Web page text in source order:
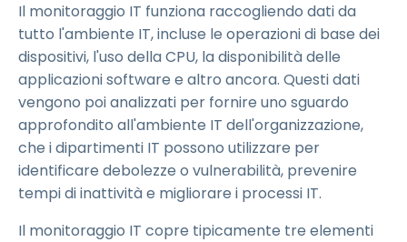
Il monitoraggio IT funziona raccogliendo dati da
tutto l'ambiente IT, incluse le operazioni di base dei
dispositivi, l'uso della CPU, la disponibilità delle
applicazioni software e altro ancora. Questi dati
vengono poi analizzati per fornire uno sguardo
approfondito all'ambiente IT dell'organizzazione,
che i dipartimenti IT possono utilizzare per
identificare debolezze o vulnerabilità, prevenire
tempi di inattività e migliorare i processi IT.
Il monitoraggio IT copre tipicamente tre elementi